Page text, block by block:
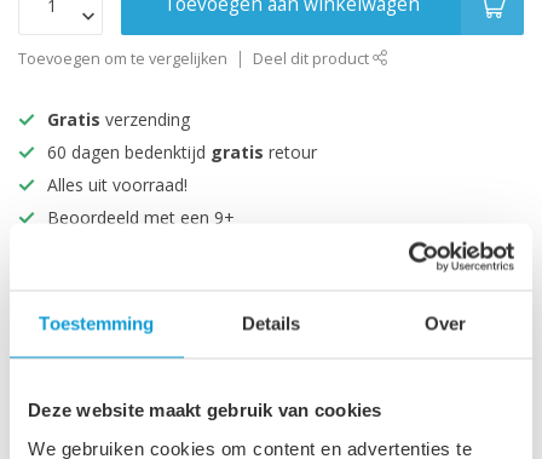
Toestemming Details Over
Deze website maakt gebruik van cookies
We gebruiken cookies om content en advertenties te
Toevoegen om te vergelijken Deel dit product
Gratis verzending
60 dagen bedenktijd gratis retour
Alles uit voorraad!
Beoordeeld met een 9+
Specificaties